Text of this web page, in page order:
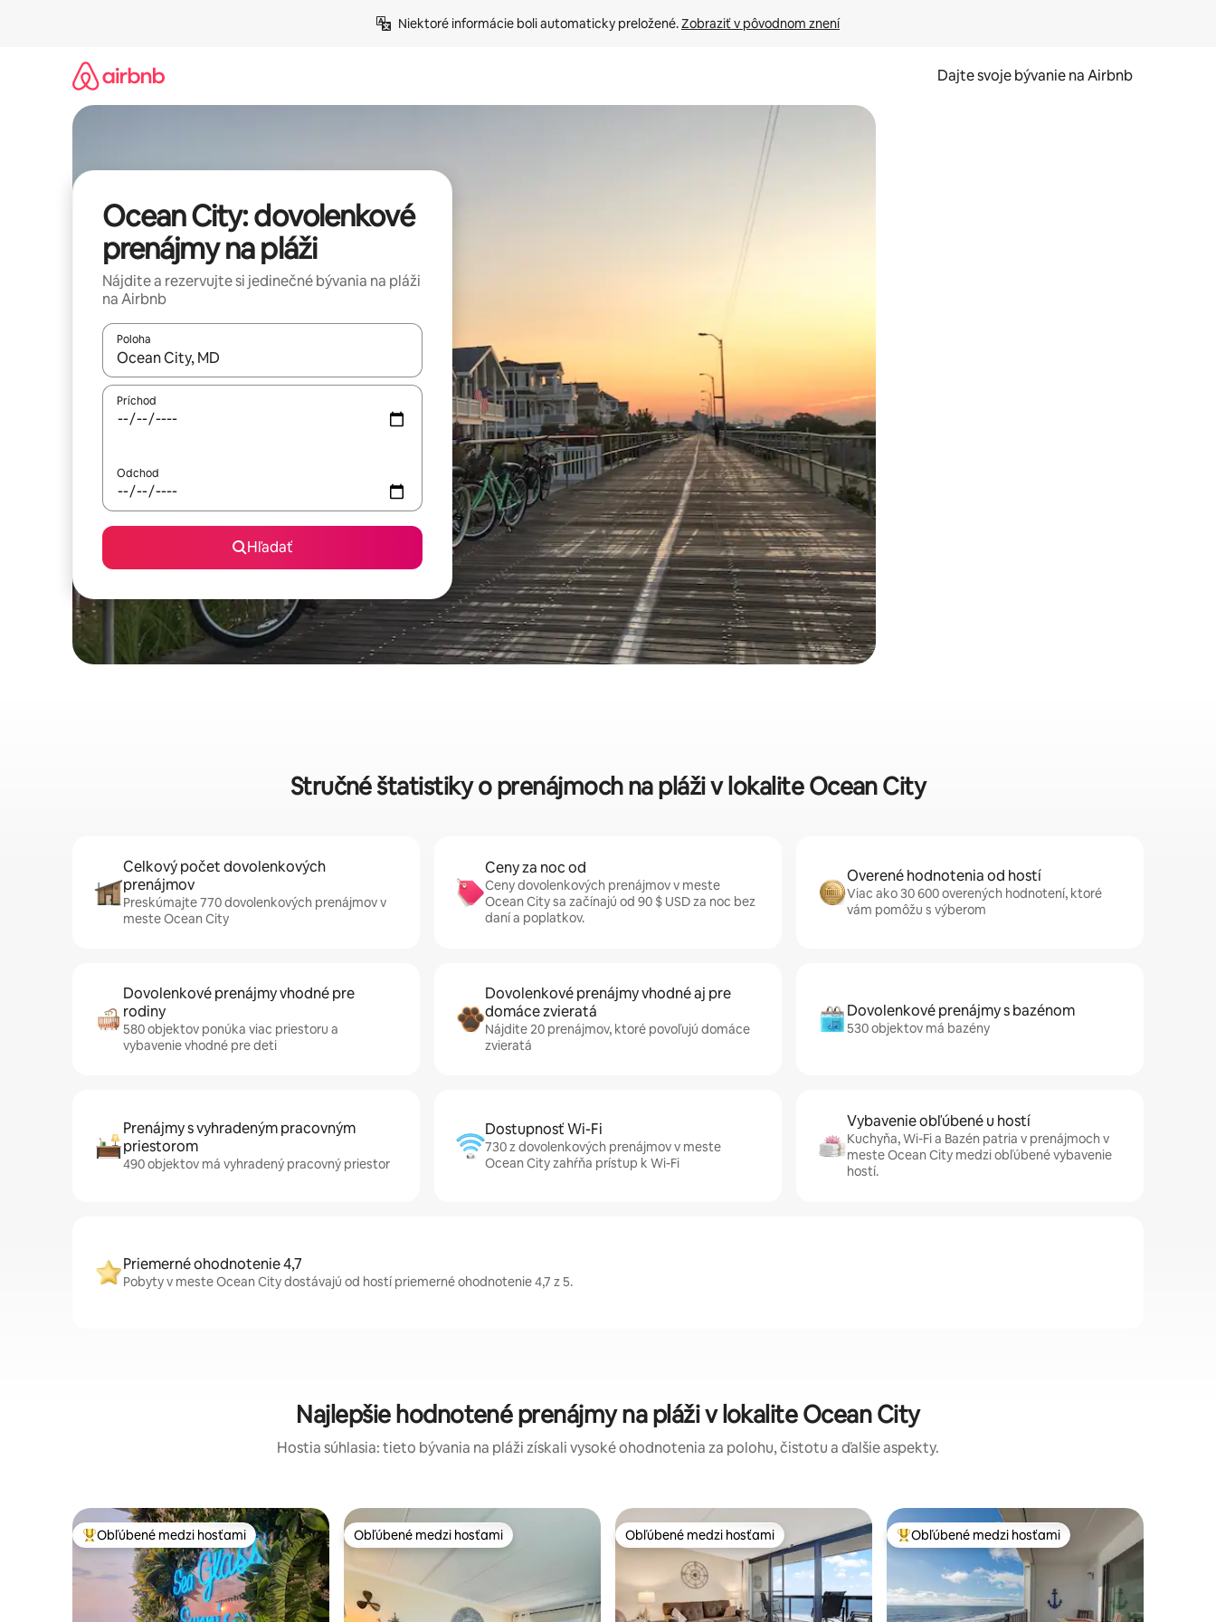
Niektoré informácie boli automaticky preložené. Zobraziť v pôvodnom znení
Dajte svoje bývanie na Airbnb
Ocean City: dovolenkové
prenájmy na pláži
Nájdite a rezervujte si jedinečné bývania na pláži
na Airbnb
Poloha
Keď budú výsledky k dispozícii, môžete si ich prechádzať pomocou klávesov so šípkami nahor a nadol alebo ich preskúmať pomocou dotykových gest či potiahnutia prstom.
Príchod
Odchod
Hľadať
Stručné štatistiky o prenájmoch na pláži v lokalite Ocean City
Celkový počet dovolenkových
prenájmov
Preskúmajte 770 dovolenkových prenájmov v
meste Ocean City
Ceny za noc od
Ceny dovolenkových prenájmov v meste
Ocean City sa začínajú od 90 $ USD za noc bez
daní a poplatkov.
Overené hodnotenia od hostí
Viac ako 30 600 overených hodnotení, ktoré
vám pomôžu s výberom
Dovolenkové prenájmy vhodné pre
rodiny
580 objektov ponúka viac priestoru a
vybavenie vhodné pre deti
Dovolenkové prenájmy vhodné aj pre
domáce zvieratá
Nájdite 20 prenájmov, ktoré povoľujú domáce
zvieratá
Dovolenkové prenájmy s bazénom
530 objektov má bazény
Prenájmy s vyhradeným pracovným
priestorom
490 objektov má vyhradený pracovný priestor
Dostupnosť Wi-Fi
730 z dovolenkových prenájmov v meste
Ocean City zahŕňa prístup k Wi-Fi
Vybavenie obľúbené u hostí
Kuchyňa, Wi-Fi a Bazén patria v prenájmoch v
meste Ocean City medzi obľúbené vybavenie
hostí.
Priemerné ohodnotenie 4,7
Pobyty v meste Ocean City dostávajú od hostí priemerné ohodnotenie 4,7 z 5.
Najlepšie hodnotené prenájmy na pláži v lokalite Ocean City
Hostia súhlasia: tieto bývania na pláži získali vysoké ohodnotenia za polohu, čistotu a ďalšie aspekty.
Najobľúbenejšie medzi hosťami
Obľúbené medzi hosťami Obľúbené medzi hosťami
Obľúbené medzi hosťami Obľúbené medzi hosťami
Obľúbené medzi hosťami Najobľúbenejšie medzi hosťami
Obľúbené medzi hosťami